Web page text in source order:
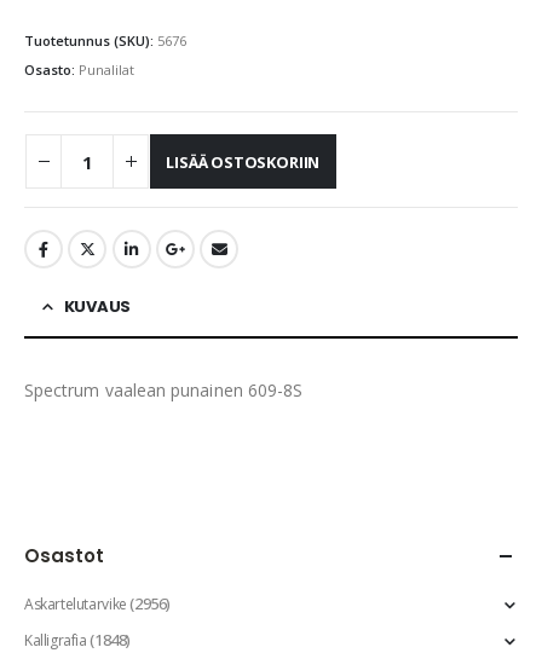
Tuotetunnus (SKU): 5676
Osasto: Punalilat
LISÄÄ OSTOSKORIIN
KUVAUS
Spectrum vaalean punainen 609-8S
Osastot
Askartelutarvike(2956)
Kalligrafia(1848)